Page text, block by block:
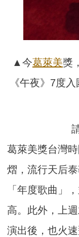
▲今葛萊美獎
《午夜》7度
葛萊美獎台灣
熠，流行天后
「年度歌曲」
高。此外，上
演出後，也火